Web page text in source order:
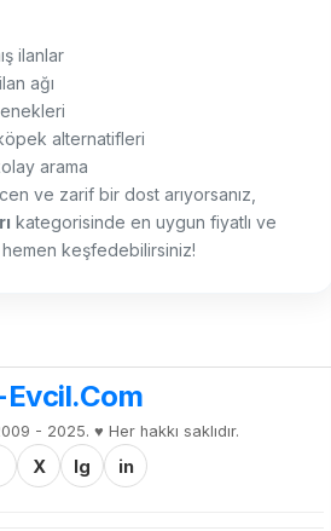
ilanlar
ağı
alternatifleri
arama
ve zarif bir dost arıyorsanız,
kategorisinde en uygun fiyatlı ve
keşfedebilirsiniz!
- 2025. ♥️ Her hakkı saklıdır.
X Ig in